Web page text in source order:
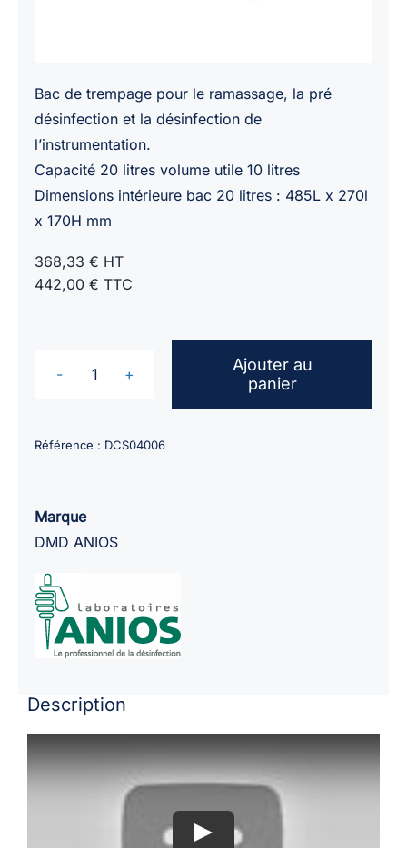
Bac de trempage pour le ramassage, la pré
désinfection et la désinfection de
l’instrumentation.
Capacité 20 litres volume utile 10 litres
Dimensions intérieure bac 20 litres : 485L x 270l
x 170H mm
368,33 € HT
442,00 € TTC
quantité
Bac
Instrubac
Ajouter au
panier
Référence : DCS04006
Marque
DMD ANIOS
Description